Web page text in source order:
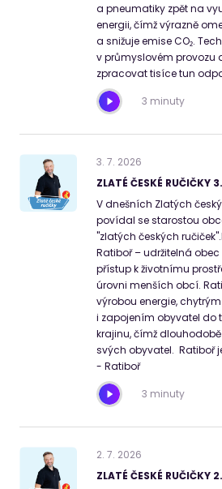
a pneumatiky zpět na
energii, čímž výrazně
a snižuje emise CO₂.
v průmyslovém provozu
zpracovat tisíce tun
3 minuty
3. 7. 2026
ZLATÉ ČESKÉ RUČIČKY
V dnešních Zlatých
povídal se starostou
"zlatých českých
Ratiboř – udržitelná
přístup k životnímu
úrovni menších obcí.
výrobou energie,
i zapojením obyvatel do
krajinu, čímž
svých obyvatel. Ratiboř
- Ratiboř
3 minuty
2. 7. 2026
ZLATÉ ČESKÉ RUČIČKY